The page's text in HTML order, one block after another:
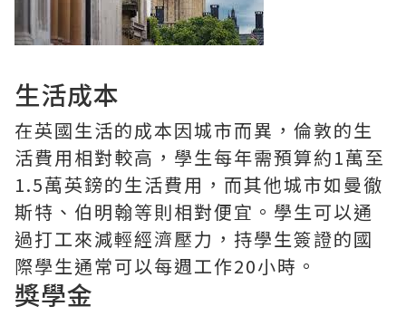
生活成本
在英國生活的成本因城市而異，倫敦的生
活費用相對較高，學生每年需預算約1萬至
1.5萬英鎊的生活費用，而其他城市如曼徹
斯特、伯明翰等則相對便宜。學生可以通
過打工來減輕經濟壓力，持學生簽證的國
際學生通常可以每週工作20小時。
獎學金